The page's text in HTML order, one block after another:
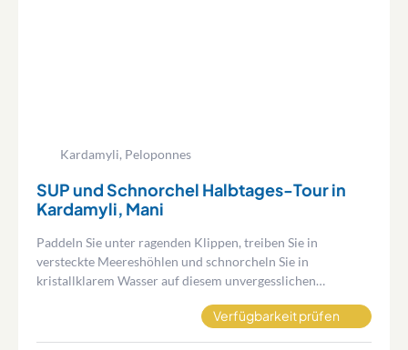
Kardamyli, Peloponnes
SUP und Schnorchel Halbtages-Tour in
Kardamyli, Mani
Paddeln Sie unter ragenden Klippen, treiben Sie in
versteckte Meereshöhlen und schnorcheln Sie in
kristallklarem Wasser auf diesem unvergesslichen
Verfügbarkeit prüfen